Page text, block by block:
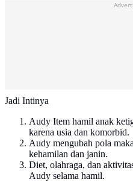
Jadi Intinya
Audy Item hamil anak
karena usia dan komorbid.
Audy mengubah pola
kehamilan dan janin.
Diet, olahraga, dan
Audy selama hamil.